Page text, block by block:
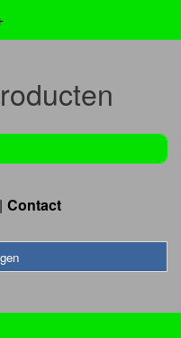
Contact